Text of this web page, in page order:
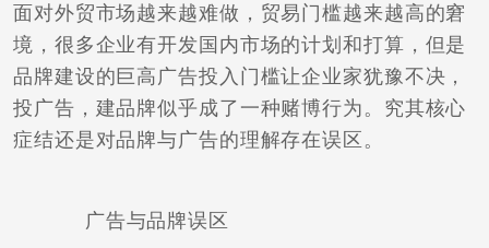
面对外贸市场越来越难做，贸易门槛越来越高的窘
境，很多企业有开发国内市场的计划和打算，但是
品牌建设的巨高广告投入门槛让企业家犹豫不决，
投广告，建品牌似乎成了一种赌博行为。究其核心
症结还是对品牌与广告的理解存在误区。
广告与品牌误区